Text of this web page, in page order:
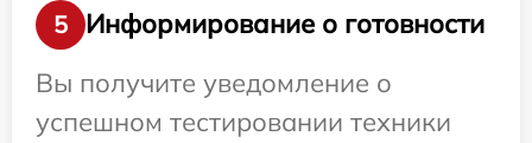
5
Информирование о готовности
Вы получите уведомление о
успешном тестировании техники